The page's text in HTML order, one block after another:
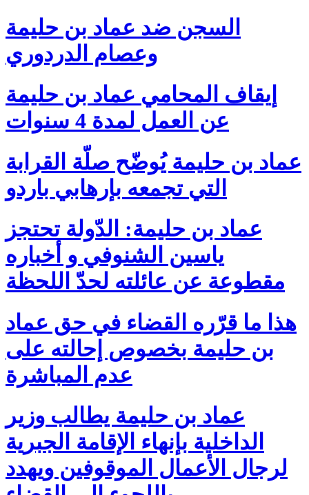
السجن ضد عماد بن حليمة
وعصام الدردوري
إيقاف المحامي عماد بن حليمة
عن العمل لمدة 4 سنوات
عماد بن حليمة يُوضّح صلّة القرابة
التي تجمعه بإرهابي باردو
عماد بن حليمة: الدّولة تحتجز
ياسين الشنوفي و أخباره
مقطوعة عن عائلته لحدّ اللحظة
هذا ما قرّره القضاء في حق عماد
بن حليمة بخصوص إحالته على
عدم المباشرة
عماد بن حليمة يطالب وزير
الداخلية بإنهاء الإقامة الجبرية
لرجال الأعمال الموقوفين ويهدد